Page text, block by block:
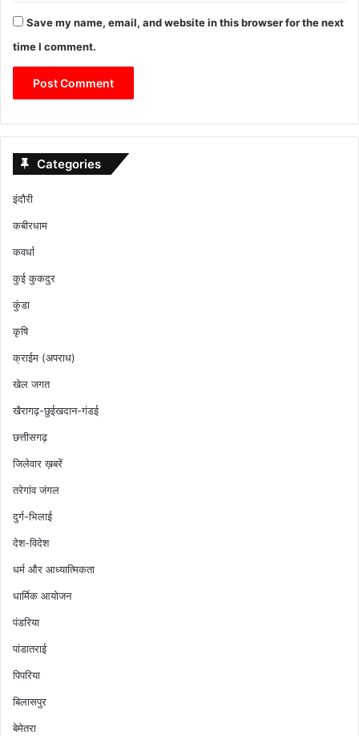
Save my name, email, and website in this browser for the next
time I comment.
Categories
इंदौरी
कबीरधाम
कवर्धा
कुई कुकदुर
कुंडा
कृषि
क्राईम (अपराध)
खेल जगत
खैरागढ़-छुईखदान-गंडई
छत्तीसगढ़
जिलेवार ख़बरें
तरेगांव जंगल
दुर्ग-भिलाई
देश-विदेश
धर्म और आध्यात्मिकता
धार्मिक आयोजन
पंडरिया
पांडातराई
पिपरिया
बिलासपुर
बेमेतरा